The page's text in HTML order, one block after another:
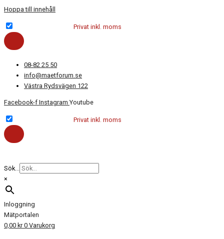
Hoppa till innehåll
Privat inkl. moms
08-82 25 50
info@maetforum.se
Västra Rydsvägen 122
Facebook-f Instagram Youtube
Privat inkl. moms
Sök...
×
Inloggning
Mätportalen
0,00 kr 0 Varukorg